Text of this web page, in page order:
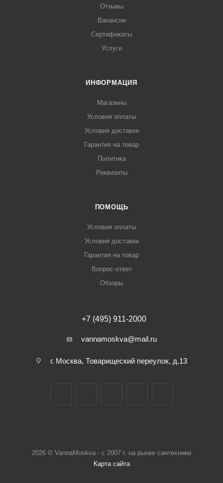
Отзывы
Вакансии
Сертификаты
Услуги
ИНФОРМАЦИЯ
Магазины
Условия оплаты
Условия доставки
Гарантия на товар
Политика
Реквизиты
ПОМОЩЬ
Условия оплаты
Условия доставки
Гарантия на товар
Вопрос-ответ
Обзоры
+7 (495) 911-2000
vannamoskva@mail.ru
г. Москва, Товарищеский переулок, д.13
2026 © VannaMoskva - с 2007 г. на рынке сантехники
Карта сайта